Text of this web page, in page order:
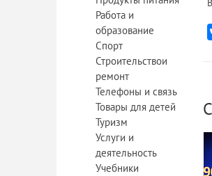
Работа и
образование
Спорт
Строительствои
ремонт
Телефоны и связь
Товары для детей
Туризм
Услуги и
деятельность
Учебники